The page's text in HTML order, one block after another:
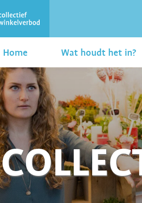
Home Wat houdt het in?